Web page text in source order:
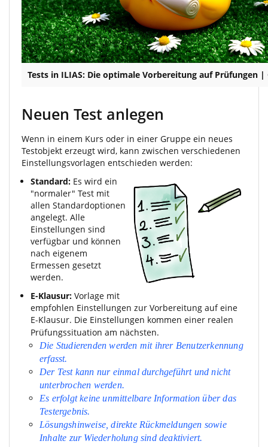
Tests in ILIAS: Die optimale Vorbereitung auf Prüfungen |
Neuen Test anlegen
Wenn in einem Kurs oder in einer Gruppe ein neues
Testobjekt erzeugt wird, kann zwischen verschiedenen
Einstellungsvorlagen entschieden werden:
Standard: Es wird ein
"normaler" Test mit
allen Standardoptionen
angelegt. Alle
Einstellungen sind
verfügbar und können
nach eigenem
Ermessen gesetzt
werden.
E-Klausur: Vorlage mit
empfohlen Einstellungen zur Vorbereitung auf eine
E-Klausur. Die Einstellungen kommen einer realen
Prüfungssituation am nächsten.
Die Studierenden werden mit ihrer Benutzerkennung
erfasst.
Der Test kann nur einmal durchgeführt und nicht
unterbrochen werden.
Es erfolgt keine unmittelbare Information über das
Testergebnis.
Lösungshinweise, direkte Rückmeldungen sowie
Inhalte zur Wiederholung sind deaktiviert.